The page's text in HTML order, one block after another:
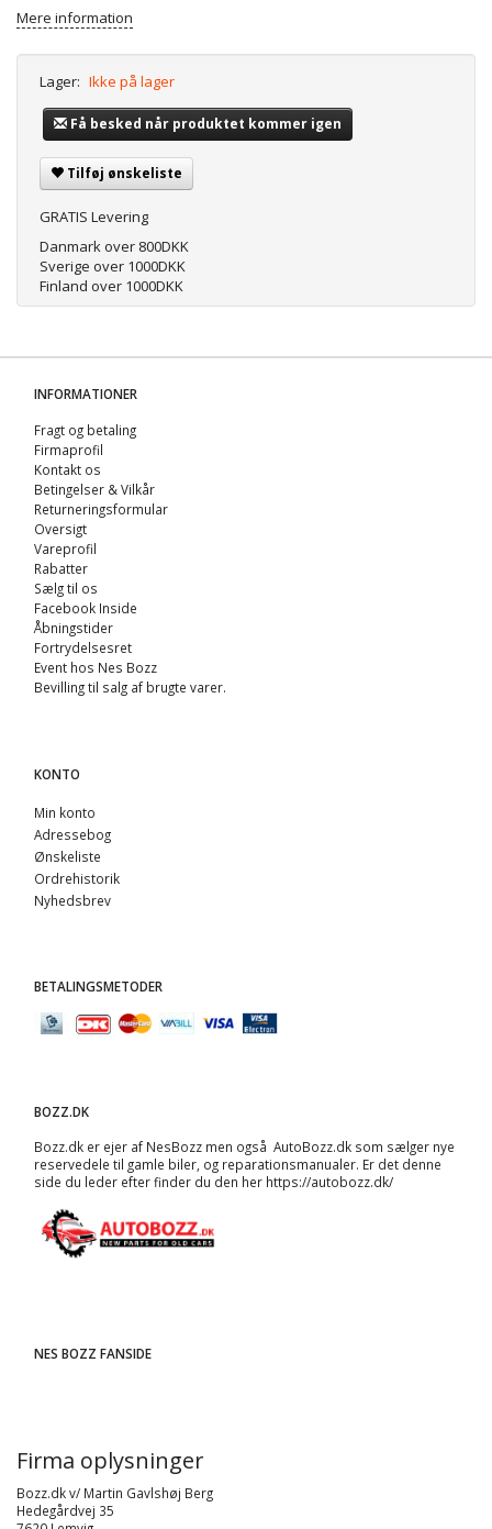
Mere information
Lager: Ikke på lager
Få besked når produktet kommer igen
Tilføj ønskeliste
GRATIS Levering
Danmark over 800DKK
Sverige over 1000DKK
Finland over 1000DKK
INFORMATIONER
Fragt og betaling
Firmaprofil
Kontakt os
Betingelser & Vilkår
Returneringsformular
Oversigt
Vareprofil
Rabatter
Sælg til os
Facebook Inside
Åbningstider
Fortrydelsesret
Event hos Nes Bozz
Bevilling til salg af brugte varer.
KONTO
Min konto
Adressebog
Ønskeliste
Ordrehistorik
Nyhedsbrev
BETALINGSMETODER
BOZZ.DK
Bozz.dk er ejer af NesBozz men også AutoBozz.dk som sælger nye
reservedele til gamle biler, og reparationsmanualer. Er det denne
side du leder efter finder du den her https://autobozz.dk/
NES BOZZ FANSIDE
Firma oplysninger
Bozz.dk v/ Martin Gavlshøj Berg
Hedegårdvej 35